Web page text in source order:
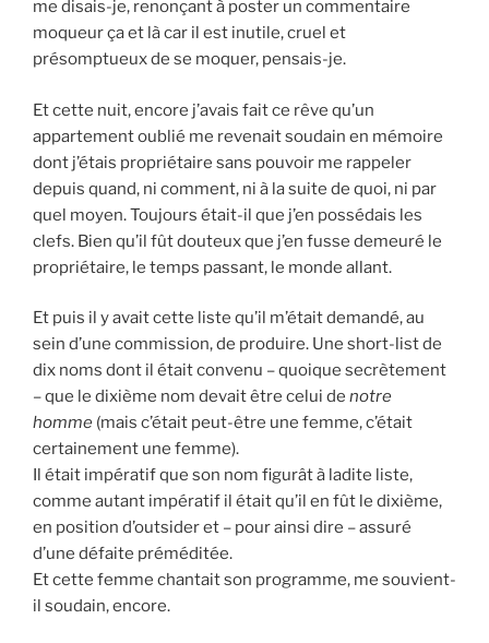
me disais-je, renonçant à poster un commentaire
moqueur ça et là car il est inutile, cruel et
présomptueux de se moquer, pensais-je.
Et cette nuit, encore j’avais fait ce rêve qu’un
appartement oublié me revenait soudain en mémoire
dont j’étais propriétaire sans pouvoir me rappeler
depuis quand, ni comment, ni à la suite de quoi, ni par
quel moyen. Toujours était-il que j’en possédais les
clefs. Bien qu’il fût douteux que j’en fusse demeuré le
propriétaire, le temps passant, le monde allant.
Et puis il y avait cette liste qu’il m’était demandé, au
sein d’une commission, de produire. Une short-list de
dix noms dont il était convenu – quoique secrètement
– que le dixième nom devait être celui de notre
homme (mais c’était peut-être une femme, c’était
certainement une femme).
Il était impératif que son nom figurât à ladite liste,
comme autant impératif il était qu’il en fût le dixième,
en position d’outsider et – pour ainsi dire – assuré
d’une défaite préméditée.
Et cette femme chantait son programme, me souvient-
il soudain, encore.